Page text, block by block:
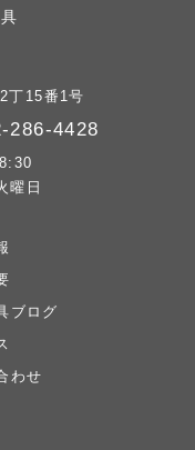
丁15番1号
286-4428
曜日
ブログ
わせ